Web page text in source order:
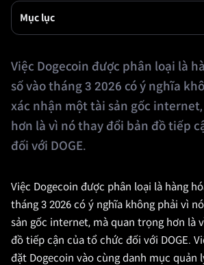
Mục lục
Việc Dogecoin được phân loại là
số vào tháng 3 2026 có ý nghĩa
xác nhận một tài sản gốc
hơn là vì nó thay đổi bản đồ tiếp
đối với DOGE.
Việc Dogecoin được phân loại là hàng
tháng 3 2026 có ý nghĩa không phải vì
sản gốc internet, mà quan trọng hơn là
đồ tiếp cận của tổ chức đối với DOGE.
đặt Dogecoin vào cùng danh mục quản